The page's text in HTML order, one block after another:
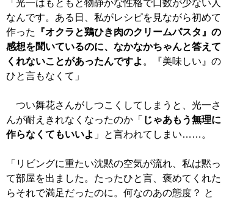
「光一はもともと物静かな性格で口数が少ない人
なんです。ある日、私がレシピを見ながら初めて
作った
『オクラと鶏ひき肉のクリームパスタ』の
感想を聞いているのに、なかなかちゃんと答えて
くれないことがあったんですよ 。『美味しい』の
ひと言もなくて」
つい舞花さんがしつこくしてしまうと、光一さ
んが耐えきれなくなったのか「 じゃあもう無理に
作らなくてもいいよ 」と言われてしまい……。
「リビングに重たい沈黙の空気が流れ、私は黙っ
て部屋を出ました。たったひと言、褒めてくれた
らそれで満足だったのに。何なのあの態度？ と